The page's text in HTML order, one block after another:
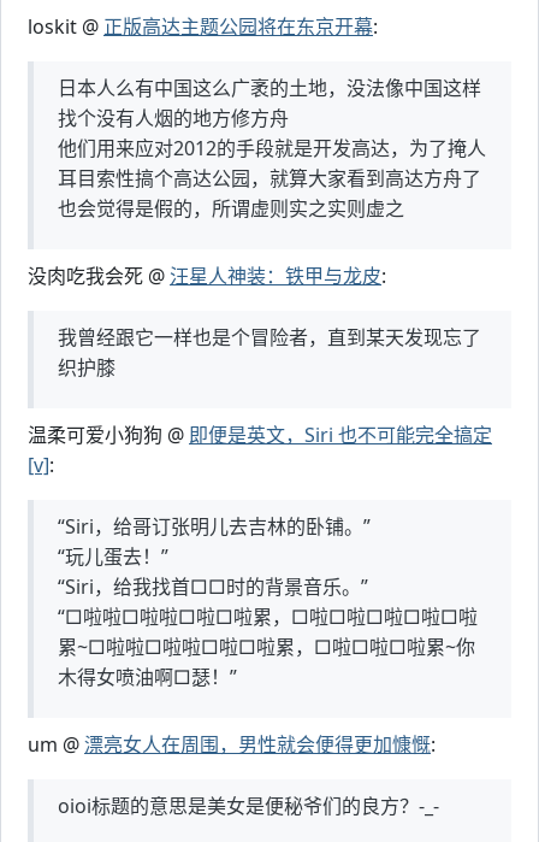
loskit @ 正版高达主题公园将在东京开幕:
日本人么有中国这么广袤的土地，没法像中国这样
找个没有人烟的地方修方舟
他们用来应对2012的手段就是开发高达，为了掩人
耳目索性搞个高达公园，就算大家看到高达方舟了
也会觉得是假的，所谓虚则实之实则虚之
没肉吃我会死 @ 汪星人神装：铁甲与龙皮:
我曾经跟它一样也是个冒险者，直到某天发现忘了
织护膝
温柔可爱小狗狗 @ 即便是英文，Siri 也不可能完全搞定
[v]:
“Siri，给哥订张明儿去吉林的卧铺。”
“玩儿蛋去！”
“Siri，给我找首□□时的背景音乐。”
“□啦啦□啦啦□啦□啦累，□啦□啦□啦□啦□啦
累~□啦啦□啦啦□啦□啦累，□啦□啦□啦累~你
木得女喷油啊□瑟！”
um @漂亮女人在周围，男性就会便得更加慷慨:
oioi标题的意思是美女是便秘爷们的良方？-_-